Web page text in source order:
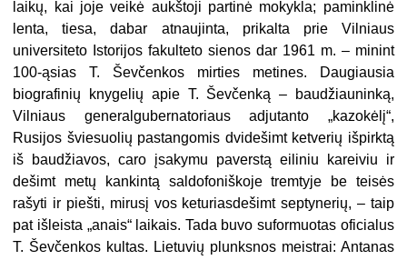
laikų, kai joje veikė aukštoji partinė mokykla; paminklinė
lenta, tiesa, dabar atnaujinta, prikalta prie Vilniaus
universiteto Istorijos fakulteto sienos dar 1961 m. – minint
100-ąsias T. Ševčenkos mirties metines. Daugiausia
biografinių knygelių apie T. Ševčenką – baudžiauninką,
Vilniaus generalgubernatoriaus adjutanto „kazokėlį“,
Rusijos šviesuolių pastangomis dvidešimt ketverių išpirktą
iš baudžiavos, caro įsakymu paverstą eiliniu kareiviu ir
dešimt metų kankintą saldofoniškoje tremtyje be teisės
rašyti ir piešti, mirusį vos keturiasdešimt septynerių, – taip
pat išleista „anais“ laikais. Tada buvo suformuotas oficialus
T. Ševčenkos kultas. Lietuvių plunksnos meistrai: Antanas